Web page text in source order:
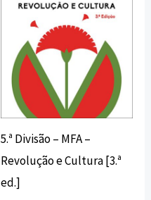
5.ª Divisão – MFA –
Revolução e Cultura [3.ª
ed.]